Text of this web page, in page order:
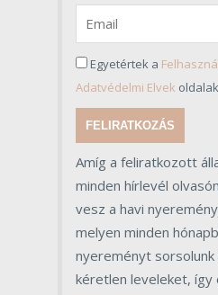
Egyetértek a
Adatvédelmi Elvek
FELIRATKOZÁS
Amíg a feliratkozott
minden hírlevél
vesz a havi
melyen minden
nyereményt sorsolunk
kéretlen leveleket, így